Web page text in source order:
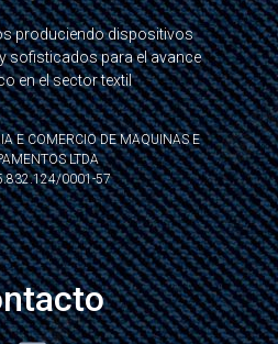
produciendo dispositivos
sofisticados para el avance
en el sector textil
E COMERCIO DE MAQUINAS E
LTDA
0001-57